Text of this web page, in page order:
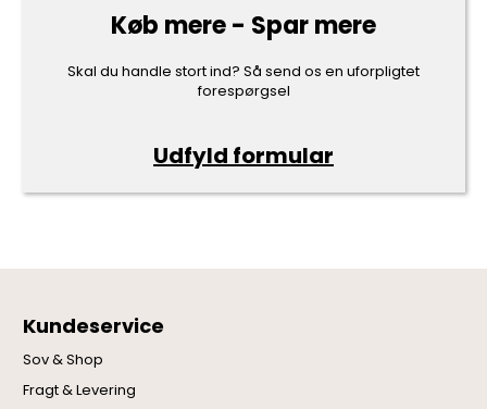
Køb mere - Spar mere
Skal du handle stort ind? Så send os en uforpligtet
forespørgsel
Udfyld formular
Kundeservice
Sov & Shop
Fragt & Levering